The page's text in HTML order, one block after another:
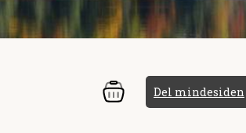
Del mindesiden